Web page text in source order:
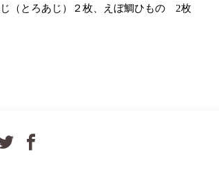
（とろあじ）２枚、えぼ鯛ひもの 2枚